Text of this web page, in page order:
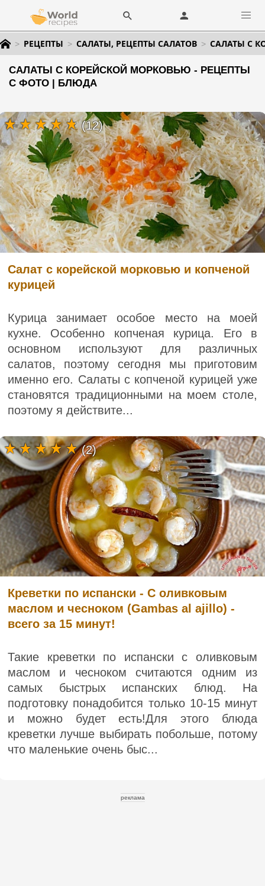
РЕЦЕПТЫ САЛАТЫ, РЕЦЕПТЫ САЛАТОВ САЛАТЫ С
САЛАТЫ С КОРЕЙСКОЙ МОРКОВЬЮ - РЕЦЕПТЫ
С ФОТО | БЛЮДА
Салат с корейской морковью и копченой
курицей
Курица занимает особое место на моей
кухне. Особенно копченая курица. Его в
основном используют для различных
салатов, поэтому сегодня мы приготовим
именно его. Салаты с копченой курицей уже
становятся традиционными на моем столе,
поэтому я действите...
(12)
Креветки по испански - С оливковым
маслом и чесноком (Gambas al ajillo) -
всего за 15 минут!
Такие креветки по испански с оливковым
маслом и чесноком считаются одним из
самых быстрых испанских блюд. На
подготовку понадобится только 10-15 минут
и можно будет есть!Для этого блюда
креветки лучше выбирать побольше, потому
что маленькие очень быс...
(2)
реклама